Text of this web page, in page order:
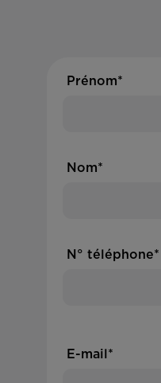
Prénom*
Nom*
N° téléphone*
E-mail*